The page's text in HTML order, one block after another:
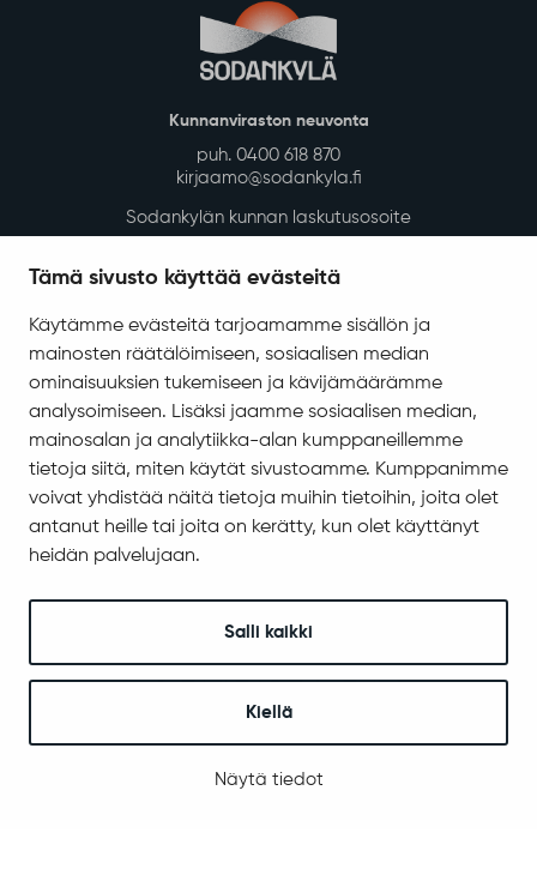
Tämä sivusto käyttää evästeitä
Käytämme evästeitä tarjoamamme sisällön ja
mainosten räätälöimiseen, sosiaalisen median
ominaisuuksien tukemiseen ja kävijämäärämme
analysoimiseen. Lisäksi jaamme sosiaalisen median,
mainosalan ja analytiikka-alan kumppaneillemme
tietoja siitä, miten käytät sivustoamme. Kumppanimme
voivat yhdistää näitä tietoja muihin tietoihin, joita olet
antanut heille tai joita on kerätty, kun olet käyttänyt
heidän palvelujaan.
Salli kaikki
Kiellä
Näytä tiedot
Kunnanviraston neuvonta
puh. 0400 618 870
kirjaamo@sodankyla.fi
Sodankylän kunnan laskutusosoite
Asiakirjajulkisuuskuvaus
Evästeiden hallinta
Yhteystiedot
Jäämerentie 1, 99601 Sodankylä
Kaikki yhteystiedot
Henkilökunnan intranet
Seuraa meitä